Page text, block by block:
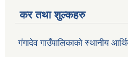
कर तथा शुल्कहरु
गंगादेव गाउँपालिकाको स्थानीय